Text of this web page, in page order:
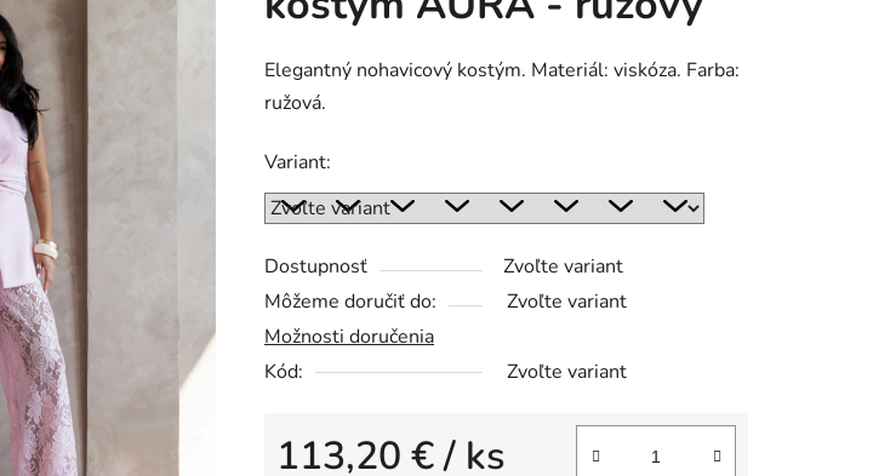
Elegantný nohavicový kostým. Materiál: viskóza. Farba:
ružová.
Variant:
Dostupnosť
Zvoľte variant
Môžeme doručiť do:
Zvoľte variant
Možnosti doručenia
Kód:
Zvoľte variant
113,20 €/ ks